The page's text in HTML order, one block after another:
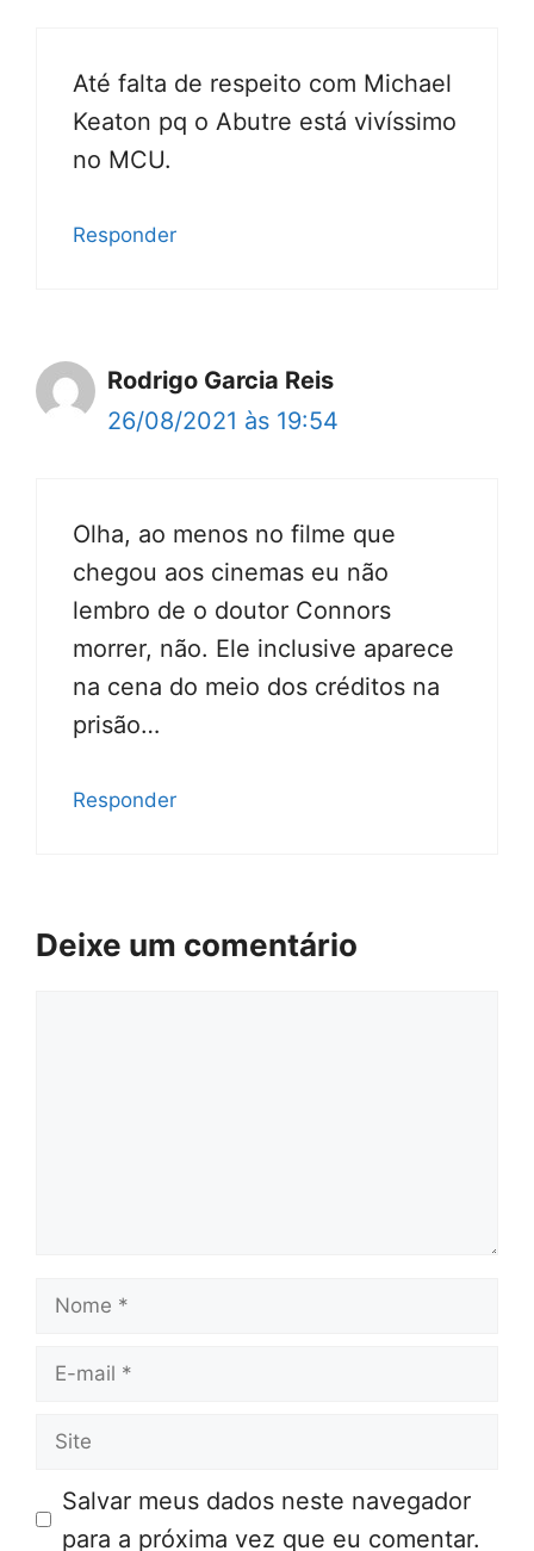
Até falta de respeito com Michael
Keaton pq o Abutre está vivíssimo
no MCU.
Responder
Rodrigo Garcia Reis
26/08/2021 às 19:54
Olha, ao menos no filme que
chegou aos cinemas eu não
lembro de o doutor Connors
morrer, não. Ele inclusive aparece
na cena do meio dos créditos na
prisão…
Responder
Deixe um comentário
Nome
E-
Site
Salvar meus dados neste navegador
para a próxima vez que eu comentar.